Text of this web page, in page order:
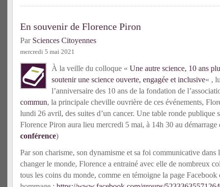
En souvenir de Florence Piron
Par Sciences Citoyennes
mercredi 5 mai 2021
À la veille du colloque « Une autre science, 10 ans
soutenir une science ouverte, engagée et inclusive« ,
l’anniversaire des 10 ans de la fondation de
commun, la principale cheville ouvrière de ces événements,
lundi 26 avril, des suites d’un cancer. Une table ronde publique
Florence Piron aura lieu mercredi 5 mai, à 14h 30 au
conférence)
Par son charisme, son dynamisme et sa foi communicative dans
changer le monde, Florence a entrainé avec elle de nombreux
tous les coins du monde, comme en témoigne la page